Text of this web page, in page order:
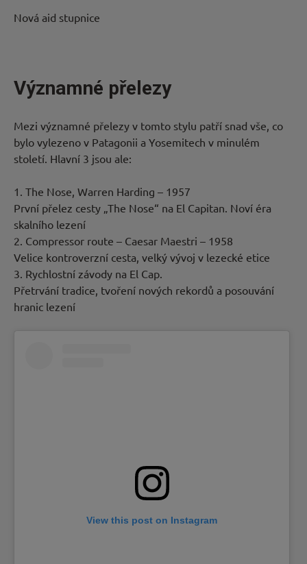
Nová aid stupnice
Významné přelezy
Mezi významné přelezy v tomto stylu patří snad vše, co
bylo vylezeno v Patagonii a Yosemitech v minulém
století. Hlavní 3 jsou ale:
1. The Nose, Warren Harding – 1957
První přelez cesty „The Nose“ na El Capitan. Noví éra
skalního lezení
2. Compressor route – Caesar Maestri – 1958
Velice kontroverzní cesta, velký vývoj v lezecké etice
3. Rychlostní závody na El Cap.
Přetrvání tradice, tvoření nových rekordů a posouvání
hranic lezení
View this post on Instagram